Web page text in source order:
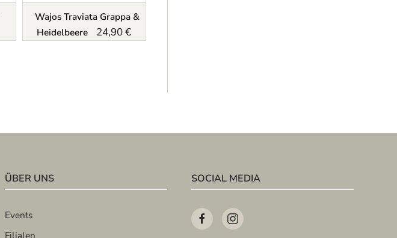
Wajos Traviata Grappa &
Heidelbeere
24,90 €
ÜBER UNS
Events
Filialen
SOCIAL MEDIA